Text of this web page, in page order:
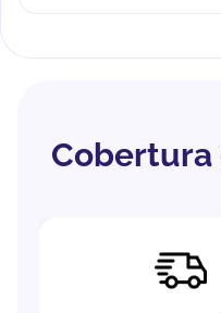
Cobertura